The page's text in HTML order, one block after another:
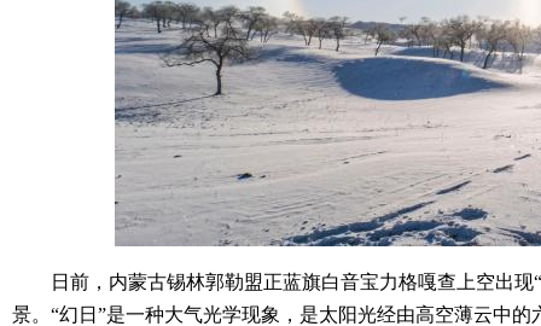
日前，内蒙古锡林郭勒盟正蓝旗白音宝力格嘎查上空出现“
景。“幻日”是一种大气光学现象，是太阳光经由高空薄云中